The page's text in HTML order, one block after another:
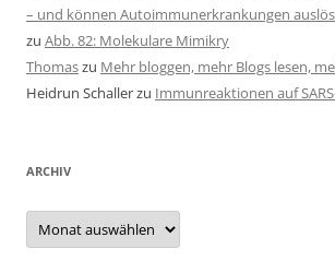
– und können Autoimmunerkrankungen
zu Abb. 82: Molekulare Mimikry
Thomaszu Mehr bloggen, mehr Blogs lesen,
Heidrun Schallerzu Immunreaktionen auf
ARCHIV
Archiv